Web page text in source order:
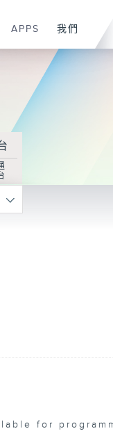
APPS 我們
for